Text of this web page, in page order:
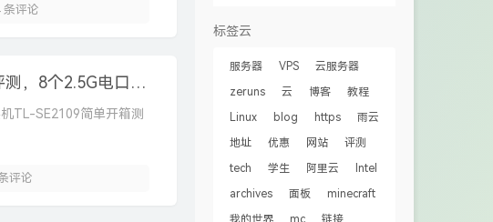
条评论
2.5G交换机 TL-SE2109简单开箱评测，8个2.5G电口+1个10G光口(SFP+)
TL-SE2109简单开箱测
评论
标签云
服务器 VPS
云服务器
zeruns
云 博客
教程
Linux
blog https
雨云
地址
优惠 网站
评测
tech
学生 阿里云
Intel
archives
面板
minecraft
我的世界
mc
链接